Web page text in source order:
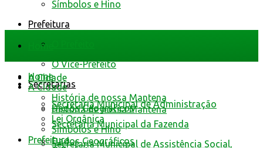
Símbolos e Hino
Prefeitura
O Vice-Prefeito
Secretarias
Secretaria Municipal de Administração
Secretaria Municipal da Fazenda
Secretaria Municipal de Assistência Social,
Home
A Cidade
História de nossa Mantena
Dados Geográficos
Home
A Cidade
História de nossa Mantena
Dados Geográficos
Lei Orgânica
Símbolos e Hino
Prefeitura